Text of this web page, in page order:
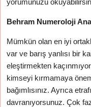
yorumunuzu
Behram Numeroloji
Mümkün olan en iyi
var ve barış yanlısı bir
eleştirmekten
kimseyi kırmamaya
bağımlısınız. Ayrıca
davranıyorsunuz. Çok